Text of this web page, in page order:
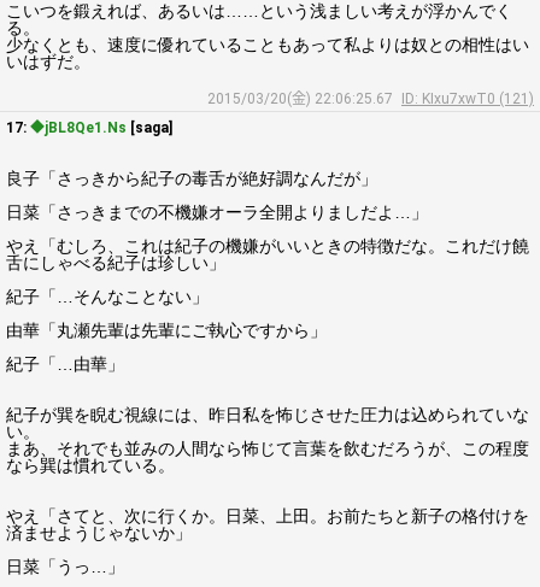
こいつを鍛えれば、あるいは……という浅ましい考えが浮かんでく
る。
少なくとも、速度に優れていることもあって私よりは奴との相性はい
いはずだ。
2015/03/20(金) 22:06:25.67
ID: KIxu7xwT0 (121)
17: ◆jBL8Qe1.Ns [saga]
良子「さっきから紀子の毒舌が絶好調なんだが」
日菜「さっきまでの不機嫌オーラ全開よりましだよ…」
やえ「むしろ、これは紀子の機嫌がいいときの特徴だな。これだけ饒
舌にしゃべる紀子は珍しい」
紀子「…そんなことない」
由華「丸瀬先輩は先輩にご執心ですから」
紀子「…由華」
紀子が巽を睨む視線には、昨日私を怖じさせた圧力は込められていな
い。
まあ、それでも並みの人間なら怖じて言葉を飲むだろうが、この程度
なら巽は慣れている。
やえ「さてと、次に行くか。日菜、上田。お前たちと新子の格付けを
済ませようじゃないか」
日菜「うっ…」